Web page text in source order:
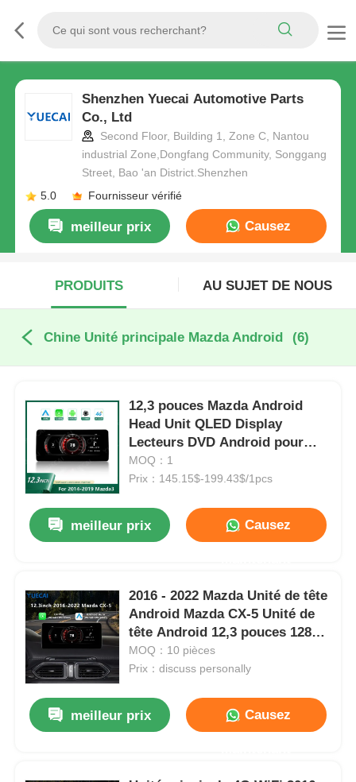
Shenzhen Yuecai Automotive Parts
Co., Ltd
Second Floor, Building 1, Zone C, Nantou
industrial Zone,Dongfang Community, Songgang
Street, Bao 'an District.Shenzhen
5.0
Fournisseur vérifié
meilleur prix Causez
PRODUITS
AU SUJET DE NOUS
Chine Unité principale Mazda Android (6)
12,3 pouces Mazda Android
Head Unit QLED Display
Lecteurs DVD Android pour
voiture 1920*720 pour Mazda3
MOQ：1
Prix：145.15$-199.43$/1pcs
meilleur prix Causez
2016 - 2022 Mazda Unité de tête
Android Mazda CX-5 Unité de
tête Android 12,3 pouces 1280 *
720 8 cœurs 1,8 GHz
MOQ：10 pièces
Prix：discuss personally
meilleur prix Causez